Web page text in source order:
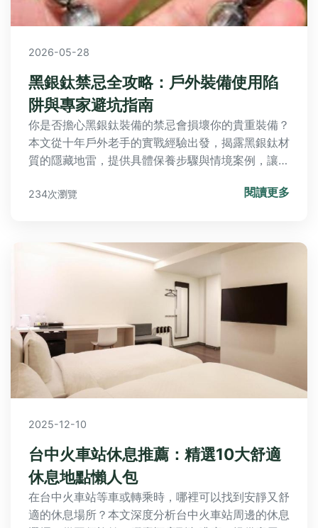
2026-05-28
黑銀鈦禁忌全攻略：戶外裝備使用陷
阱與專家避坑指南
你是否擔心黑銀鈦裝備的禁忌會損壞你的貴重裝備？
本文從十年戶外老手的實戰經驗出發，揭露黑銀鈦材
質的隱藏地雷，提供具體保養步驟與情境案例，讓你
234次瀏覽 閱讀更多
2025-12-10
台中火車站休息推薦：精選10大舒適
休息地點懶人包
在台中火車站等車或轉乘時，哪裡可以找到安靜又舒
適的休息場所？本文深度分析台中火車站周邊的休息